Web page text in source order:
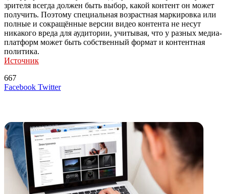
зрителя всегда должен быть выбор, какой контент он может
получить. Поэтому специальная возрастная маркировка или
полные и сокращённые версии видео контента не несут
никакого вреда для аудитории, учитывая, что у разных медиа-
платформ может быть собственный формат и контентная
политика.
Источник
667
Facebook TwitterLinkedIn
Tumblr
Reddit
Вконтакте
Одноклассники
Skype
Messenger
Messenger
WhatsApp
Telegram
Viber
Line
Поделиться
Печатать